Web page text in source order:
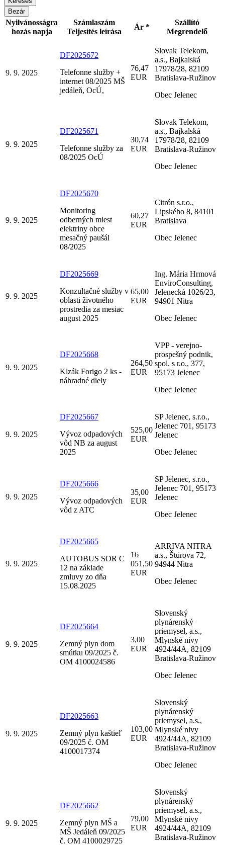
Bezár
Nyilvánosságra
hozás napja
Számlaszám
Teljesítés leírása
Ár *
Szállító
Megrendelő
9. 9. 2025
DF2025672
Telefonne služby +
internet 08/2025 MŠ
jedáleň, OcÚ,
76,47
EUR
Slovak Telekom,
a.s., Bajkalská
17978/28, 82109
Bratislava-Ružinov
Obec Jelenec
9. 9. 2025
DF2025671
Telefonne služby za
08/2025 OcÚ
30,74
EUR
Slovak Telekom,
a.s., Bajkalská
17978/28, 82109
Bratislava-Ružinov
Obec Jelenec
9. 9. 2025
DF2025670
Monitoring
odberných miest
elektriny obce
mesačný paušál
08/2025
60,27
EUR
Citrón s.r.o.,
Lipského 8, 84101
Bratislava
Obec Jelenec
9. 9. 2025
DF2025669
Konzultačné služby v
oblasti životného
prostredia za mesiac
august 2025
65,00
EUR
Ing. Mária Hrmová
EnviroConsulting,
Jelenecká 1026/23,
94901 Nitra
Obec Jelenec
9. 9. 2025
DF2025668
Klzák Forigo 2 ks -
náhradné diely
264,50
EUR
VPP - verejno-
prospešný podnik,
spol. s r.o., 377,
95173 Jelenec
Obec Jelenec
9. 9. 2025
DF2025667
Vývoz odpadových
vôd NB za august
2025
525,00
EUR
SP Jelenec, s.r.o.,
Jelenec 701, 95173
Jelenec
Obec Jelenec
9. 9. 2025
DF2025666
Vývoz odpadových
vôd z ATC
35,00
EUR
SP Jelenec, s.r.o.,
Jelenec 701, 95173
Jelenec
Obec Jelenec
9. 9. 2025
DF2025665
AUTOBUS SOR C
12 na základe
zmluvy zo dňa
15.08.2025
16
051,50
EUR
ARRIVA NITRA
a.s., Štúrova 72,
94944 Nitra
Obec Jelenec
9. 9. 2025
DF2025664
Zemný plyn dom
smútku 09/2025 č.
OM 4100024586
3,00
EUR
Slovenský
plynárenský
priemysel, a.s.,
Mlynské nivy
4924/44A, 82109
Bratislava-Ružinov
Obec Jelenec
9. 9. 2025
DF2025663
Zemný plyn kaštieľ
09/2025 č. OM
4100017374
103,00
EUR
Slovenský
plynárenský
priemysel, a.s.,
Mlynské nivy
4924/44A, 82109
Bratislava-Ružinov
Obec Jelenec
9. 9. 2025
DF2025662
Zemný plyn MŠ a
MŠ Jedáleň 09/2025
č. OM 4100029725
79,00
EUR
Slovenský
plynárenský
priemysel, a.s.,
Mlynské nivy
4924/44A, 82109
Bratislava-Ružinov